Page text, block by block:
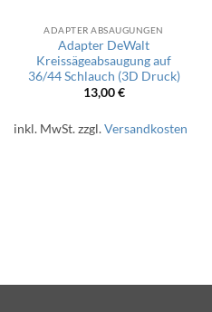
ADAPTER ABSAUGUNGEN
Adapter DeWalt
Kreissägeabsaugung auf
36/44 Schlauch (3D Druck)
13,00€
inkl. MwSt.zzgl.Versandkosten